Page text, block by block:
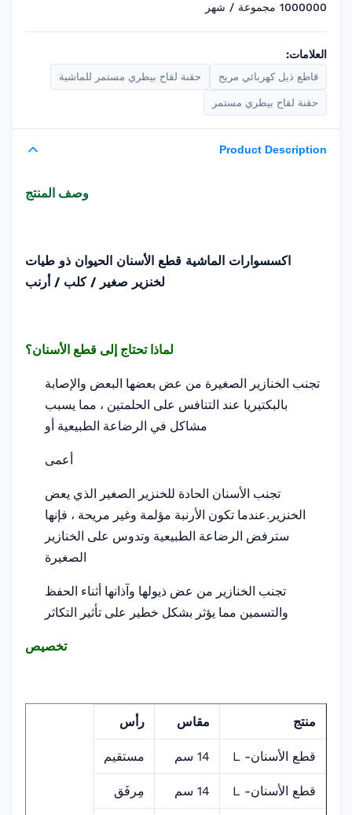
1000000 مجموعة / شهر
العلامات:
قاطع ذيل كهربائي مريح حقنة لقاح بيطري مستمر للماشية
حقنة لقاح بيطري مستمر
Product Description
وصف المنتج
اكسسوارات الماشية قطع الأسنان الحيوان ذو طيات
لخنزير صغير / كلب / أرنب
لماذا تحتاج إلى قطع الأسنان؟
تجنب الخنازير الصغيرة من عض بعضها البعض والإصابة
بالبكتيريا عند التنافس على الحلمتين ، مما يسبب
مشاكل في الرضاعة الطبيعية أو
أعمى
تجنب الأسنان الحادة للخنزير الصغير الذي يعض
الخنزير.عندما تكون الأرنبة مؤلمة وغير مريحة ، فإنها
سترفض الرضاعة الطبيعية وتدوس على الخنازير
الصغيرة
تجنب الخنازير من عض ذيولها وآذانها أثناء الحفظ
والتسمين مما يؤثر بشكل خطير على تأثير التكاثر
تخصيص
منتج مقاس رأس
قطع الأسنان- L 14 سم مستقيم
قطع الأسنان- L 14 سم مِرفَق